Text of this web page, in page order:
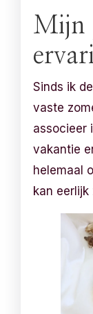
Mijn
Sinds ik
vaste
associeer
vakantie
helemaal
kan